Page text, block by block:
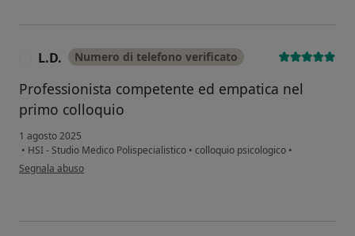
L.D. Numero di telefono verificato
Professionista competente ed empatica nel
primo colloquio
1 agosto 2025
• HSI - Studio Medico Polispecialistico • colloquio psicologico •
secondo l'opinione dell'utente L.D.
Segnala abuso